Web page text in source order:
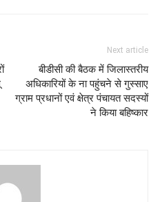
Next article
बीडीसी की बैठक में जिलास्तरीय
अधिकारियों के ना पहुंचने से गुस्साए
ग्राम प्रधानों एवं क्षेत्र पंचायत सदस्यों
ने किया बहिष्कार